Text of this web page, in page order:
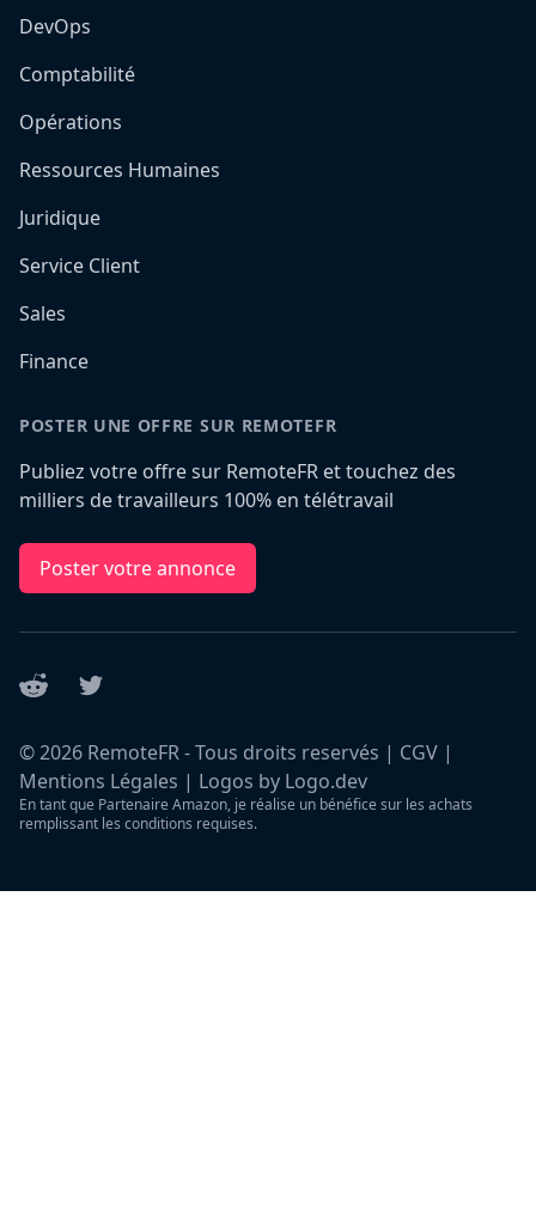
DevOps
Comptabilité
Opérations
Ressources Humaines
Juridique
Service Client
Sales
Finance
POSTER UNE OFFRE SUR REMOTEFR
Publiez votre offre sur RemoteFR et touchez des
milliers de travailleurs 100% en télétravail
Poster votre annonce
Reddit Twitter
©2026 RemoteFR - Tous droits reservés | CGV |
Mentions Légales | Logos by Logo.dev
En tant que Partenaire Amazon, je réalise un bénéfice sur les achats
remplissant les conditions requises.